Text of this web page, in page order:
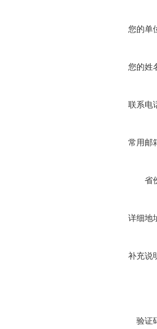
您的单
您的姓
联系电
常用邮
省
详细地
补充说
验证